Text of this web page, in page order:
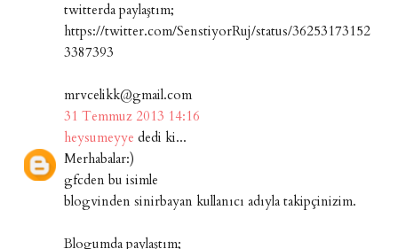
twitterda paylaştım;
https://twitter.com/SenstiyorRuj/status/36253173152
3387393
mrvcelikk@gmail.com
31 Temmuz 2013 14:16
heysumeyye dedi ki...
Merhabalar:)
gfcden bu isimle
blogvinden sinirbayan kullanıcı adıyla takipçinizim.
Blogumda paylaştım;